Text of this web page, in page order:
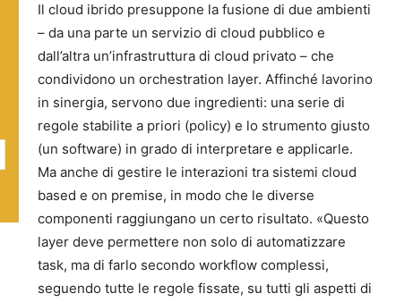
Il cloud ibrido presuppone la fusione di due ambienti
– da una parte un servizio di cloud pubblico e
dall’altra un’infrastruttura di cloud privato – che
condividono un orchestration layer. Affinché lavorino
in sinergia, servono due ingredienti: una serie di
regole stabilite a priori (policy) e lo strumento giusto
(un software) in grado di interpretare e applicarle.
Ma anche di gestire le interazioni tra sistemi cloud
based e on premise, in modo che le diverse
componenti raggiungano un certo risultato. «Questo
layer deve permettere non solo di automatizzare
task, ma di farlo secondo workflow complessi,
seguendo tutte le regole fissate, su tutti gli aspetti di